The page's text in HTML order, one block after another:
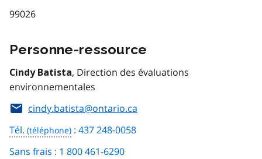
99026
Personne-ressource
Cindy Batista, Direction des évaluations
environnementales
cindy.batista@ontario.ca
Tél.
: 437 248-0058
Sans frais : 1 800 461-6290